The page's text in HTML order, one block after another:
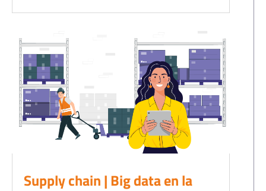
Supply chain | Big data en la